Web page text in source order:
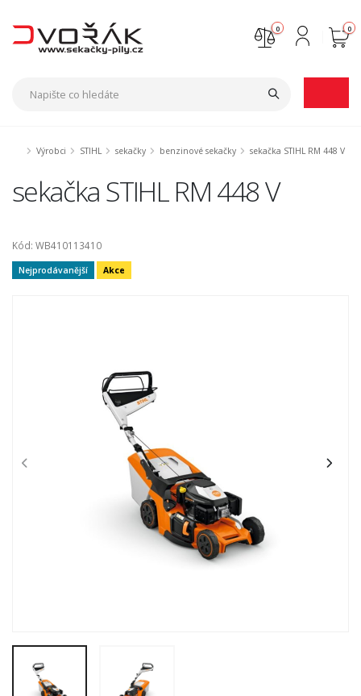
0
0
Výrobci STIHL sekačky benzinové sekačky sekačka STIHL RM 448 V
sekačka STIHL RM 448 V
Kód: WB410113410
Nejprodávanější Akce